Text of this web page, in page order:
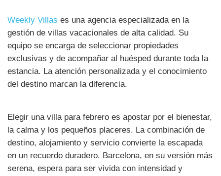
Weekly Villas es una agencia especializada en la
gestión de villas vacacionales de alta calidad. Su
equipo se encarga de seleccionar propiedades
exclusivas y de acompañar al huésped durante toda la
estancia. La atención personalizada y el conocimiento
del destino marcan la diferencia.
Elegir una villa para febrero es apostar por el bienestar,
la calma y los pequeños placeres. La combinación de
destino, alojamiento y servicio convierte la escapada
en un recuerdo duradero. Barcelona, en su versión más
serena, espera para ser vivida con intensidad y